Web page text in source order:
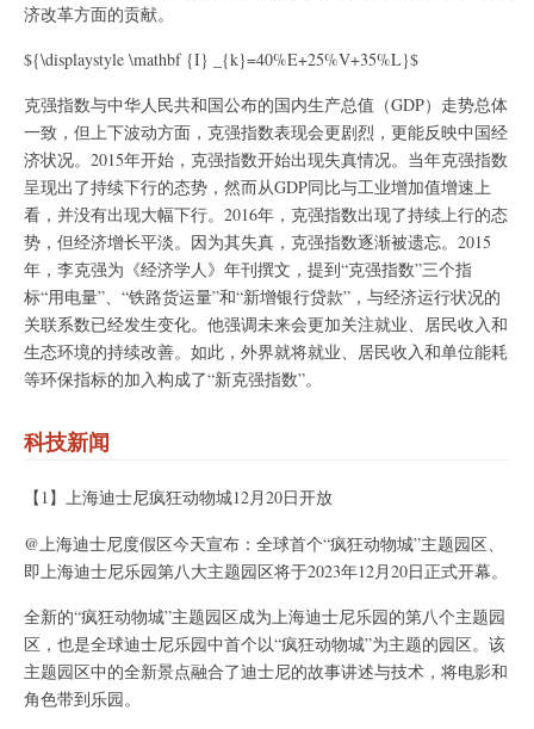
济改革方面的贡献。
${\displaystyle \mathbf {I} _{k}=40%E+25%V+35%L}$
克强指数与中华人民共和国公布的国内生产总值（GDP）走势总体
一致，但上下波动方面，克强指数表现会更剧烈，更能反映中国经
济状况。2015年开始，克强指数开始出现失真情况。当年克强指数
呈现出了持续下行的态势，然而从GDP同比与工业增加值增速上
看，并没有出现大幅下行。2016年，克强指数出现了持续上行的态
势，但经济增长平淡。因为其失真，克强指数逐渐被遗忘。2015
年，李克强为《经济学人》年刊撰文，提到“克强指数”三个指
标“用电量”、“铁路货运量”和“新增银行贷款”，与经济运行状况的
关联系数已经发生变化。他强调未来会更加关注就业、居民收入和
生态环境的持续改善。如此，外界就将就业、居民收入和单位能耗
等环保指标的加入构成了“新克强指数”。
科技新闻
【1】上海迪士尼疯狂动物城12月20日开放
@上海迪士尼度假区今天宣布：全球首个“疯狂动物城”主题园区、
即上海迪士尼乐园第八大主题园区将于2023年12月20日正式开幕。
全新的“疯狂动物城”主题园区成为上海迪士尼乐园的第八个主题园
区，也是全球迪士尼乐园中首个以“疯狂动物城”为主题的园区。该
主题园区中的全新景点融合了迪士尼的故事讲述与技术，将电影和
角色带到乐园。